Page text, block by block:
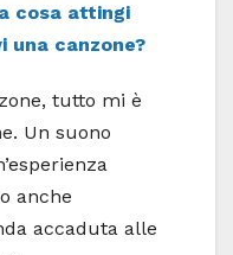
cosa attingi
una canzone?
tutto mi è
Un suono
anche
accaduta alle